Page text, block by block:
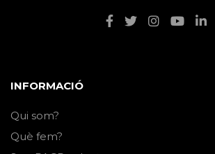
INFORMACIÓ
Qui som?
Què fem?